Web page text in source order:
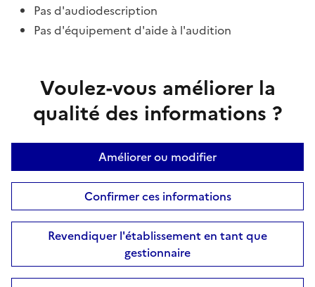
Pas d'audiodescription
Pas d'équipement d'aide à l'audition
Voulez-vous améliorer la
qualité des informations ?
Améliorer ou modifier
Confirmer ces informations
Revendiquer l'établissement en tant que
gestionnaire